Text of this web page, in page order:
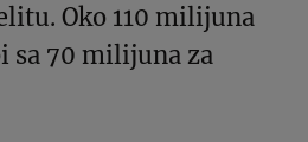
Oko 110 milijuna
sa 70 milijuna za